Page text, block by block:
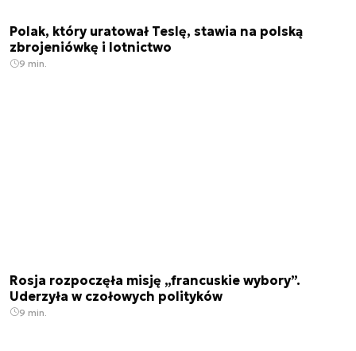
Polak, który uratował Teslę, stawia na polską
zbrojeniówkę i lotnictwo
9 min.
Rosja rozpoczęła misję „francuskie wybory”.
Uderzyła w czołowych polityków
9 min.